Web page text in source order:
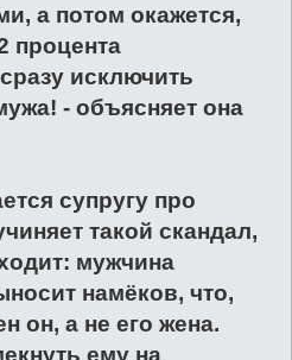
а потом окажется,
процента
исключить
- объясняет она
супругу про
такой скандал,
мужчина
намёков, что,
он, а не его жена.
ему на